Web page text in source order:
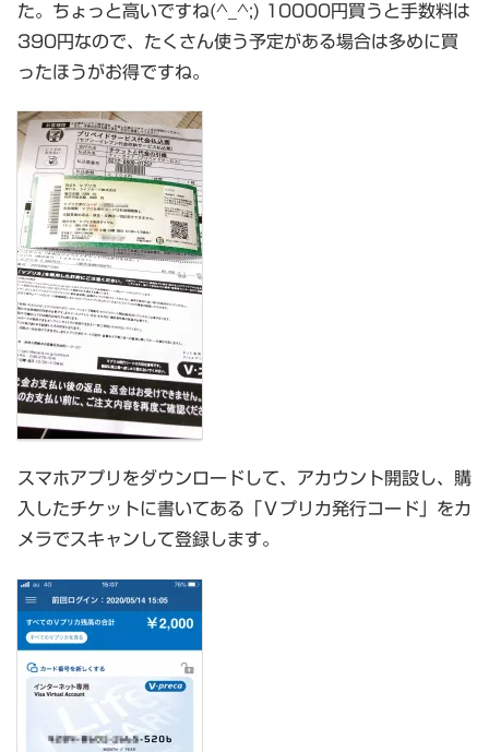
た。ちょっと高いですね(^_^;) 10000円買うと手数料は
390円なので、たくさん使う予定がある場合は多めに買
ったほうがお得ですね。
スマホアプリをダウンロードして、アカウント開設し、購
入したチケットに書いてある「Ｖプリカ発行コード」をカ
メラでスキャンして登録します。